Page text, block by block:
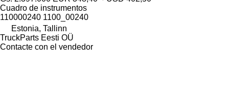
Cuadro de instrumentos
110000240 1100_00240
Estonia, Tallinn
TruckParts Eesti OÜ
Contacte con el vendedor